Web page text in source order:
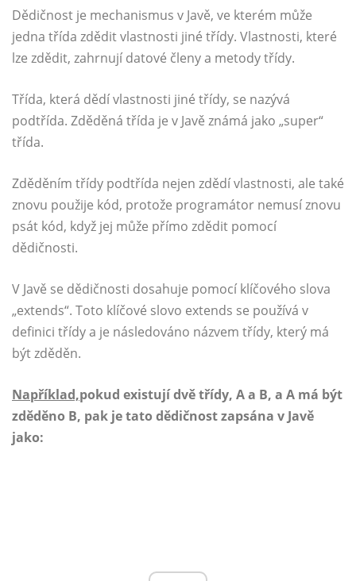
Dědičnost je mechanismus v Javě, ve kterém může
jedna třída zdědit vlastnosti jiné třídy. Vlastnosti, které
lze zdědit, zahrnují datové členy a metody třídy.
Třída, která dědí vlastnosti jiné třídy, se nazývá
podtřída. Zděděná třída je v Javě známá jako „super“
třída.
Zděděním třídy podtřída nejen zdědí vlastnosti, ale také
znovu použije kód, protože programátor nemusí znovu
psát kód, když jej může přímo zdědit pomocí
dědičnosti.
V Javě se dědičnosti dosahuje pomocí klíčového slova
„extends“. Toto klíčové slovo extends se používá v
definici třídy a je následováno názvem třídy, který má
být zděděn.
Například,pokud existují dvě třídy, A a B, a A má být
zděděno B, pak je tato dědičnost zapsána v Javě
jako: